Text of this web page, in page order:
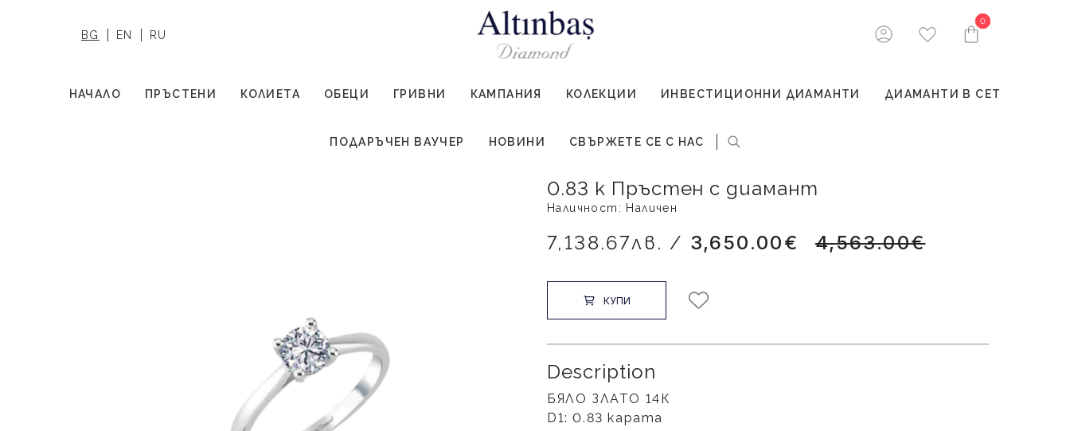
BG EN RU
0
0
НАЧАЛО ПРЪСТЕНИ КОЛИЕТА ОБЕЦИ ГРИВНИ КАМПАНИЯ КОЛЕКЦИИ ИНВЕСТИЦИОННИ ДИАМАНТИ ДИАМАНТИ В СЕТ
ПОДАРЪЧЕН ВАУЧЕР НОВИНИ СВЪРЖЕТЕ СЕ С НАС
0.83 к Пръстен с диамант
Наличност: Наличен
7,138.67лв. / 3,650.00€ 4,563.00€
КУПИ
Description
БЯЛО ЗЛАТО 14К
D1: 0.83 карата